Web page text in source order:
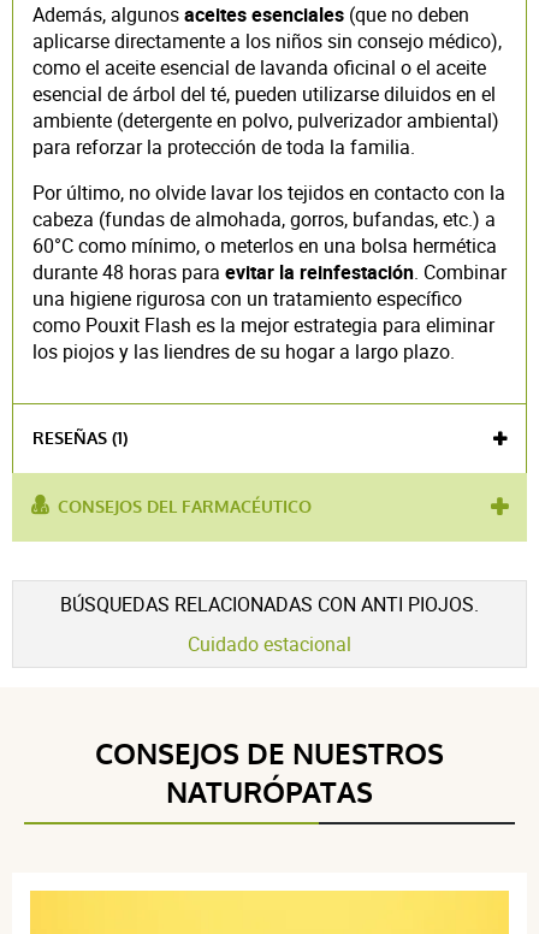
Además, algunosaceites esenciales (que no deben
aplicarse directamente a los niños sin consejo médico),
como el aceite esencial de lavanda oficinal o el aceite
esencial de árbol del té, pueden utilizarse diluidos en el
ambiente (detergente en polvo, pulverizador ambiental)
para reforzar la protección de toda la familia.
Por último, no olvide lavar los tejidos en contacto con la
cabeza (fundas de almohada, gorros, bufandas, etc.) a
60°C como mínimo, o meterlos en una bolsa hermética
durante 48 horas para evitar la reinfestación. Combinar
una higiene rigurosa con un tratamiento específico
como Pouxit Flash es la mejor estrategia para eliminar
los piojos y las liendres de su hogar a largo plazo.
RESEÑAS (1)
Voir l'attestation de confiance
Avis soumis à un contrôle
3 / 5
(1Reseñas)
5 étoiles
4 étoiles
0
CONSEJOS DEL FARMACÉUTICO
para :
antipiojos
BÚSQUEDAS RELACIONADAS CON ANTI PIOJOS.
Cuidado estacional
CONSEJOS DE NUESTROS
NATURÓPATAS